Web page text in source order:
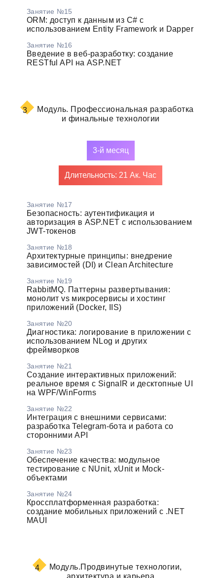
Занятие №15
ORM: доступ к данным из C# с
использованием Entity Framework и Dapper
Занятие №16
Введение в веб-разработку: создание
RESTful API на ASP.NET
3 Модуль. Профессиональная разработка
и финальные технологии
3-й месяц
Длительность: 21 Ак. Час
Занятие №17
Безопасность: аутентификация и
авторизация в ASP.NET с использованием
JWT-токенов
Занятие №18
Архитектурные принципы: внедрение
зависимостей (DI) и Clean Architecture
Занятие №19
RabbitMQ. Паттерны развертывания:
монолит vs микросервисы и хостинг
приложений (Docker, IIS)
Занятие №20
Диагностика: логирование в приложении с
использованием NLog и других
фреймворков
Занятие №21
Создание интерактивных приложений:
реальное время с SignalR и десктопные UI
на WPF/WinForms
Занятие №22
Интеграция с внешними сервисами:
разработка Telegram-бота и работа со
сторонними API
Занятие №23
Обеспечение качества: модульное
тестирование с NUnit, xUnit и Mock-
объектами
Занятие №24
Кроссплатформенная разработка:
создание мобильных приложений с .NET
MAUI
4 Модуль.Продвинутые технологии,
архитектура и карьера